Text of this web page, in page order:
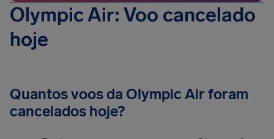
Olympic Air: Voo cancelado
hoje
Quantos voos da Olympic Air foram
cancelados hoje?